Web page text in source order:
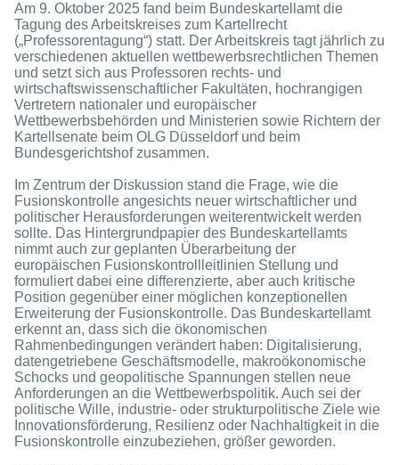
Am 9. Oktober 2025 fand beim Bundeskartellamt die
Tagung des Arbeitskreises zum Kartellrecht
(„Professorentagung“) statt. Der Arbeitskreis tagt jährlich zu
verschiedenen aktuellen wettbewerbsrechtlichen Themen
und setzt sich aus Professoren rechts- und
wirtschaftswissenschaftlicher Fakultäten, hochrangigen
Vertretern nationaler und europäischer
Wettbewerbsbehörden und Ministerien sowie Richtern der
Kartellsenate beim OLG Düsseldorf und beim
Bundesgerichtshof zusammen.
Im Zentrum der Diskussion stand die Frage, wie die
Fusionskontrolle angesichts neuer wirtschaftlicher und
politischer Herausforderungen weiterentwickelt werden
sollte. Das Hintergrundpapier des Bundeskartellamts
nimmt auch zur geplanten Überarbeitung der
europäischen Fusionskontrollleitlinien Stellung und
formuliert dabei eine differenzierte, aber auch kritische
Position gegenüber einer möglichen konzeptionellen
Erweiterung der Fusionskontrolle. Das Bundeskartellamt
erkennt an, dass sich die ökonomischen
Rahmenbedingungen verändert haben: Digitalisierung,
datengetriebene Geschäftsmodelle, makroökonomische
Schocks und geopolitische Spannungen stellen neue
Anforderungen an die Wettbewerbspolitik. Auch sei der
politische Wille, industrie- oder strukturpolitische Ziele wie
Innovationsförderung, Resilienz oder Nachhaltigkeit in die
Fusionskontrolle einzubeziehen, größer geworden.